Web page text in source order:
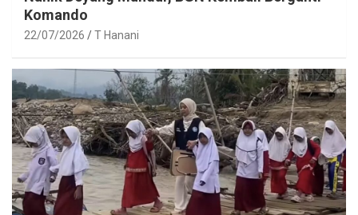
Komando
22/07/2026 T Hanani